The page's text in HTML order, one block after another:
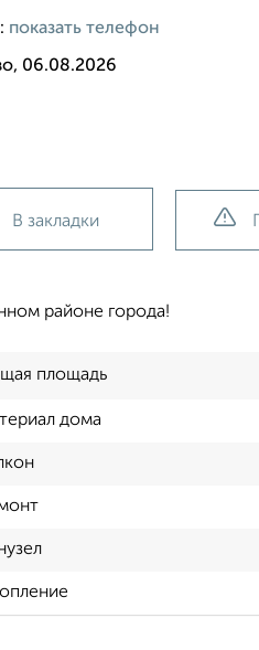
показать телефон
06.08.2026
В закладки
районе города!
площадь
дома